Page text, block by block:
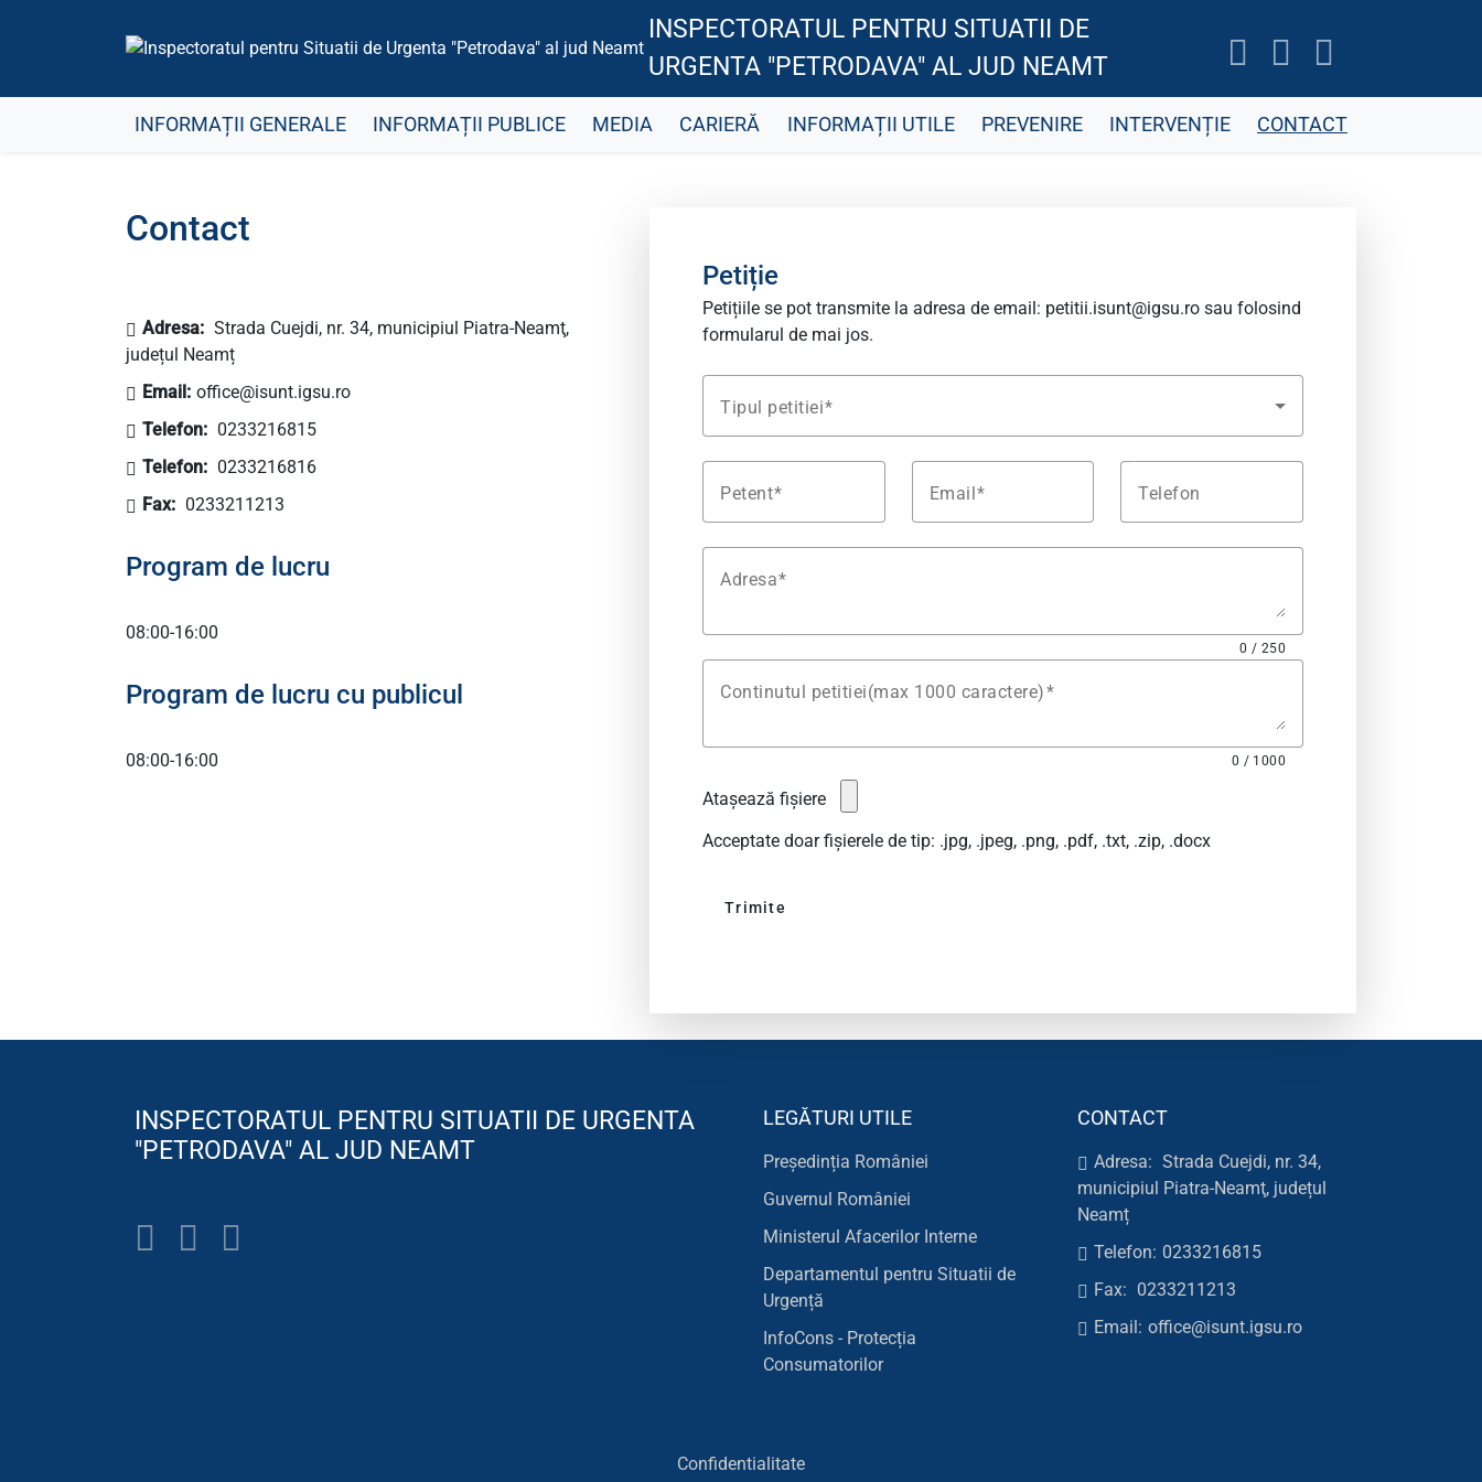
INSPECTORATUL PENTRU SITUATII DE
URGENTA "PETRODAVA" AL JUD NEAMT
INFORMAȚII GENERALE INFORMAȚII PUBLICE MEDIA CARIERĂ INFORMAȚII UTILE PREVENIRE INTERVENȚIE CONTACT
Contact
Adresa: Strada Cuejdi, nr. 34, municipiul Piatra-Neamţ,
județul Neamț
Email: office@isunt.igsu.ro
Telefon: 0233216815
Telefon: 0233216816
Fax: 0233211213
Program de lucru
08:00-16:00
Program de lucru cu publicul
08:00-16:00
Petiție
Petițiile se pot transmite la adresa de email: petitii.isunt@igsu.ro sau folosind
formularul de mai jos.
Tipul petitiei
Petent Email Telefon
Adresa
0 / 250
Continutul petitiei(max 1000 caractere)
0 / 1000
Atașează fișiere
Acceptate doar fișierele de tip: .jpg, .jpeg, .png, .pdf, .txt, .zip, .docx
Trimite
INSPECTORATUL PENTRU SITUATII DE URGENTA
"PETRODAVA" AL JUD NEAMT
LEGĂTURI UTILE
Președinția României
Guvernul României
Ministerul Afacerilor Interne
Departamentul pentru Situatii de
Urgență
InfoCons - Protecția
Consumatorilor
CONTACT
Adresa: Strada Cuejdi, nr. 34,
municipiul Piatra-Neamţ, județul
Neamț
Telefon: 0233216815
Fax: 0233211213
Email: office@isunt.igsu.ro
Confidentialitate